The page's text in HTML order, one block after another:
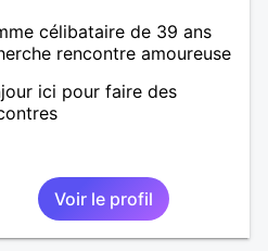
célibataire de 39 ans
rencontre amoureuse
ici pour faire des
Voir le profil